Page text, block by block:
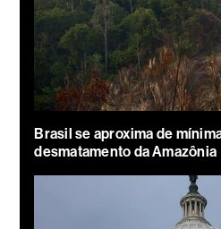
Brasil se aproxima de
desmatamento da Amazônia